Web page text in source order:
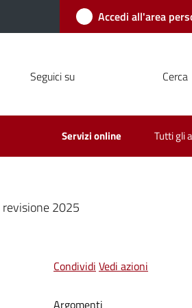
Accedi all'area
Seguici su Cerca
Servizi online Tutti gli
2025
Condividi Vedi azioni
Argomenti